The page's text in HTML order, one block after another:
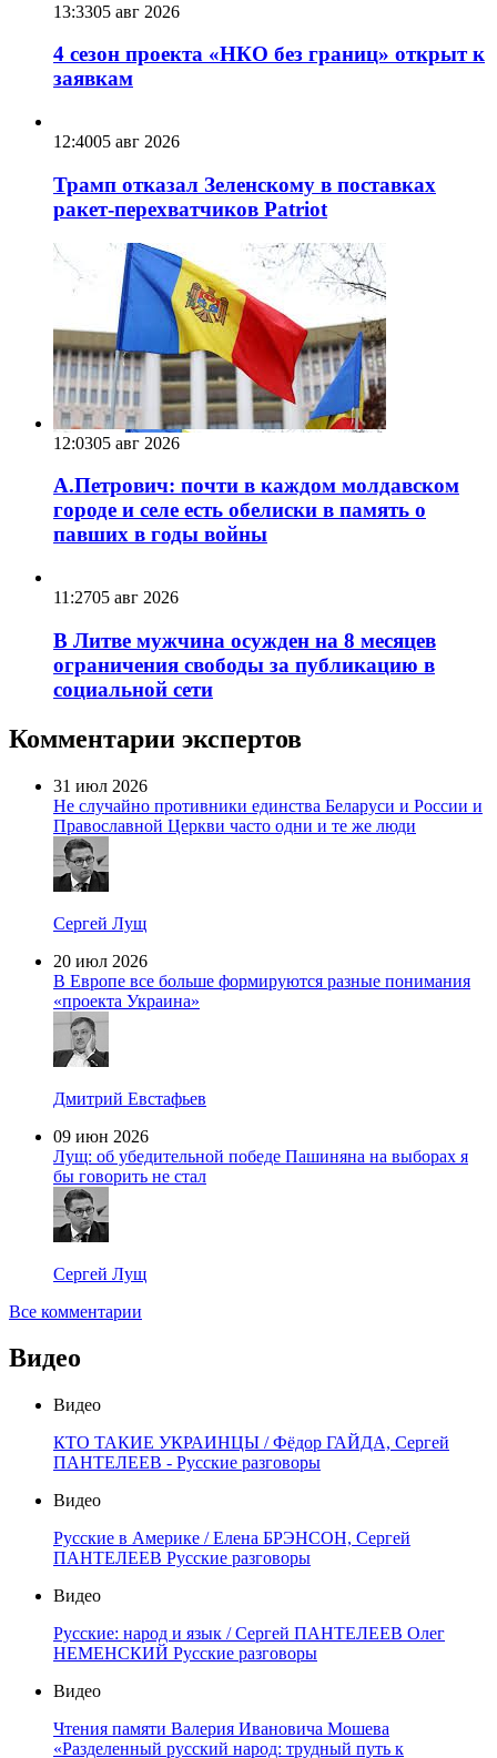
13:3305 авг 2026
4 сезон проекта «НКО без границ» открыт к
заявкам
12:4005 авг 2026
Трамп отказал Зеленскому в поставках
ракет-перехватчиков Patriot
12:0305 авг 2026
А.Петрович: почти в каждом молдавском
городе и селе есть обелиски в память о
павших в годы войны
11:2705 авг 2026
В Литве мужчина осужден на 8 месяцев
ограничения свободы за публикацию в
социальной сети
Комментарии экспертов
31 июл 2026
Не случайно противники единства Беларуси и России и
Православной Церкви часто одни и те же люди
Сергей Лущ
20 июл 2026
В Европе все больше формируются разные понимания
«проекта Украина»
Дмитрий Евстафьев
09 июн 2026
Лущ: об убедительной победе Пашиняна на выборах я
бы говорить не стал
Сергей Лущ
Все комментарии
Видео
Видео
КТО ТАКИЕ УКРАИНЦЫ / Фёдор ГАЙДА, Сергей
ПАНТЕЛЕЕВ - Русские разговоры
Видео
Русские в Америке / Елена БРЭНСОН, Сергей
ПАНТЕЛЕЕВ Русские разговоры
Видео
Русские: народ и язык / Сергей ПАНТЕЛЕЕВ Олег
НЕМЕНСКИЙ Русские разговоры
Видео
Чтения памяти Валерия Ивановича Мошева
«Разделенный русский народ: трудный путь к